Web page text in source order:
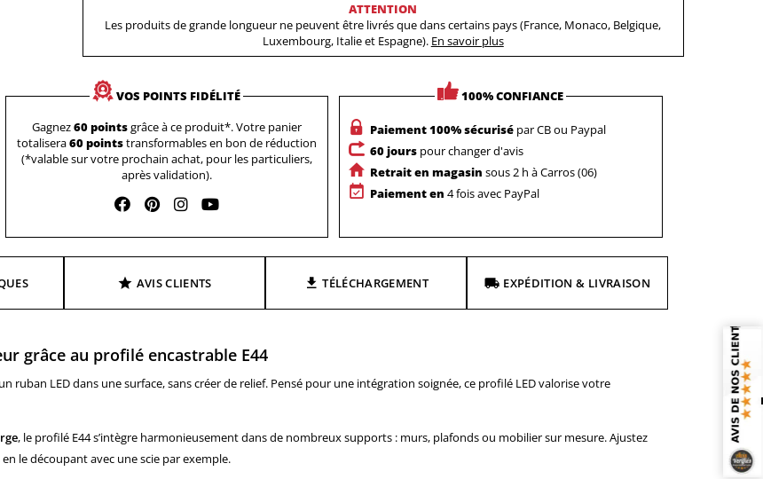
ATTENTION
Les produits de grande longueur ne peuvent être livrés que dans certains pays (France, Monaco, Belgique,
Luxembourg, Italie et Espagne). En savoir plus
VOS POINTS FIDÉLITÉ
Gagnez60 pointsgrâce à ce produit*. Votre panier
totalisera60 pointstransformables en bon de réduction
(*valable sur votre prochain achat, pour les particuliers,
après validation).
100% CONFIANCE
Paiement 100% sécurisépar CB ou Paypal
60 jourspour changer d'avis
Retrait en magasin sous 2 h à Carros (06)
Paiement en 4 fois avec PayPal
AVIS CLIENTS TÉLÉCHARGEMENT EXPÉDITION & LIVRAISON
grâce au profilé encastrable E44
ruban LED dans une surface, sans créer de relief. Pensé pour une intégration soignée, ce profilé LED valorise votre
, le profilé E44 s’intègre harmonieusement dans de nombreux supports : murs, plafonds ou mobilier sur mesure. Ajustez
le découpant avec une scie par exemple.